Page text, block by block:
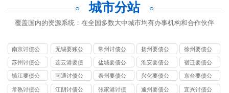
城市分站
覆盖国内的资源系统：在全国多数大中城市均有办事机构和合作伙伴
南京讨债公
司
无锡要账公
司
常州讨债公
司
扬州要债公
司
徐州要债公
司
苏州讨债公
司
连云港要债
公司
盐城要债公
司
淮安要债公
司
宿迁要债公
司
镇江要债公
司
南通讨债公
司
泰州要债公
司
兴化要债公
司
东台要债公
司
常熟讨债公
江阴讨债公
张家港讨债
通州要债公
宜兴讨债公